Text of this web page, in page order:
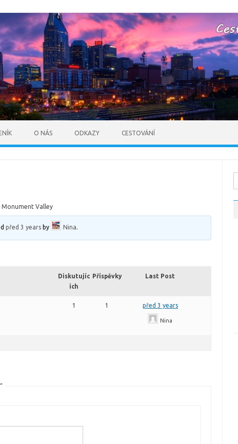
O NÁS ODKAZY CESTOVÁNÍ
Monument Valley
před 3 yearsby Nina.
Diskutujíc
ích
Příspěvky Last Post
1 1 před 3 years
Nina